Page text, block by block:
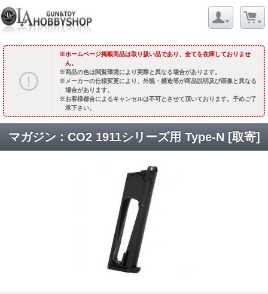
ホームページ掲載商品は取り扱い品であり、全てを在庫しておりませ
ん。
商品の色は閲覧環境により実際と異なる場合があります。
メーカーの仕様変更により、外観・構造等が商品説明及び画像と異なる
場合があります。
お客様都合によるキャンセルは不可とさせて頂いております。予めご了
承下さい。
マガジン : CO2 1911シリーズ用 Type-N [取寄]